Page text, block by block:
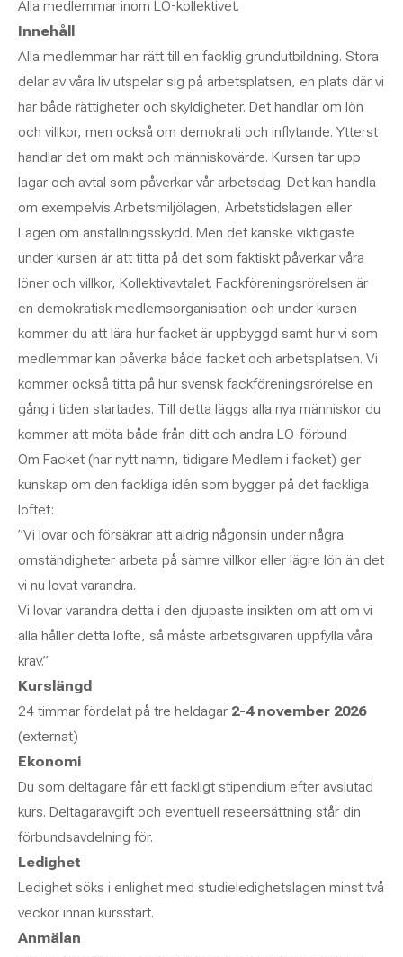
Alla medlemmar inom LO-kollektivet.
Innehåll
Alla medlemmar har rätt till en facklig grundutbildning. Stora
delar av våra liv utspelar sig på arbetsplatsen, en plats där vi
har både rättigheter och skyldigheter. Det handlar om lön
och villkor, men också om demokrati och inflytande. Ytterst
handlar det om makt och människovärde. Kursen tar upp
lagar och avtal som påverkar vår arbetsdag. Det kan handla
om exempelvis Arbetsmiljölagen, Arbetstidslagen eller
Lagen om anställningsskydd. Men det kanske viktigaste
under kursen är att titta på det som faktiskt påverkar våra
löner och villkor, Kollektivavtalet. Fackföreningsrörelsen är
en demokratisk medlemsorganisation och under kursen
kommer du att lära hur facket är uppbyggd samt hur vi som
medlemmar kan påverka både facket och arbetsplatsen. Vi
kommer också titta på hur svensk fackföreningsrörelse en
gång i tiden startades. Till detta läggs alla nya människor du
kommer att möta både från ditt och andra LO-förbund
Om Facket (har nytt namn, tidigare Medlem i facket) ger
kunskap om den fackliga idén som bygger på det fackliga
löftet:
”Vi lovar och försäkrar att aldrig någonsin under några
omständigheter arbeta på sämre villkor eller lägre lön än det
vi nu lovat varandra.
Vi lovar varandra detta i den djupaste insikten om att om vi
alla håller detta löfte, så måste arbetsgivaren uppfylla våra
krav.”
Kurslängd
24 timmar fördelat på tre heldagar 2-4 november 2026
(externat)
Ekonomi
Du som deltagare får ett fackligt stipendium efter avslutad
kurs. Deltagaravgift och eventuell reseersättning står din
förbundsavdelning för.
Ledighet
Ledighet söks i enlighet med studieledighetslagen minst två
veckor innan kursstart.
Anmälan